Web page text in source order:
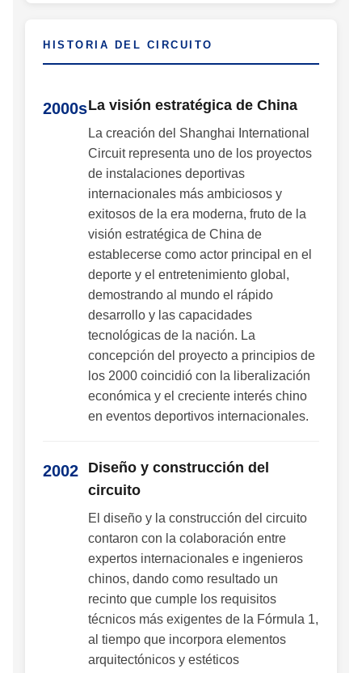
HISTORIA DEL CIRCUITO
2000sLa visión estratégica de China
La creación del Shanghai International
Circuit representa uno de los proyectos
de instalaciones deportivas
internacionales más ambiciosos y
exitosos de la era moderna, fruto de la
visión estratégica de China de
establecerse como actor principal en el
deporte y el entretenimiento global,
demostrando al mundo el rápido
desarrollo y las capacidades
tecnológicas de la nación. La
concepción del proyecto a principios de
los 2000 coincidió con la liberalización
económica y el creciente interés chino
en eventos deportivos internacionales.
2002
Diseño y construcción del
circuito
El diseño y la construcción del circuito
contaron con la colaboración entre
expertos internacionales e ingenieros
chinos, dando como resultado un
recinto que cumple los requisitos
técnicos más exigentes de la Fórmula 1,
al tiempo que incorpora elementos
arquitectónicos y estéticos